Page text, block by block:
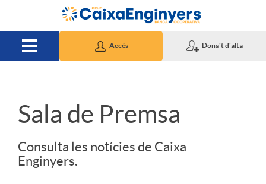
Salta al contingut principal
Accés Dona't d'alta
S
Sala de Premsa
Consulta les notícies de Caixa
Enginyers.